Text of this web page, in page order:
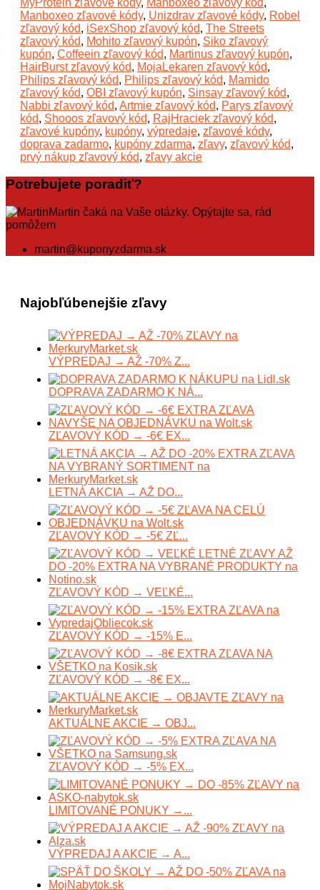
Manboxeo zľavové kódy, Unizdrav zľavové kódy, Robel
zľavový kód, iSexShop zľavový kód, The Streets
zľavový kód, Mohito zľavový kupón, Siko zľavový
kupón, Coffeein zľavový kód, Martinus zľavový kupón,
HairBurst zľavový kód, MojaLekaren zľavový kód,
Philips zľavový kód, Philips zľavový kód, Mamido
zľavový kód, OBI zľavový kupón, Sinsay zľavový kód,
Nabbi zľavový kód, Artmie zľavový kód, Parys zľavový
kód, Shooos zľavový kód, RajHraciek zľavový kód,
zľavové kupóny, kupóny, výpredaje, zľavové kódy,
doprava zadarmo, kupóny zdarma, zľavy, zľavový kód,
prvý nákup zľavový kód, zľavy akcie
Potrebujete poradiť?
Martin čaká na Vaše otázky. Opýtajte sa, rád
pomôžem
martin@kuponyzdarma.sk
Najobľúbenejšie zľavy
VÝPREDAJ → AŽ -70% Z...
DOPRAVA ZADARMO K NÁ...
ZĽAVOVÝ KÓD → -6€ EX...
LETNÁ AKCIA → AŽ DO...
ZĽAVOVÝ KÓD → -5€ ZĽ...
ZĽAVOVÝ KÓD → VEĽKÉ...
ZĽAVOVÝ KÓD → -15% E...
ZĽAVOVÝ KÓD → -8€ EX...
AKTUÁLNE AKCIE → OBJ...
ZĽAVOVÝ KÓD → -5% EX...
LIMITOVANÉ PONUKY →...
VÝPREDAJ A AKCIE → A...